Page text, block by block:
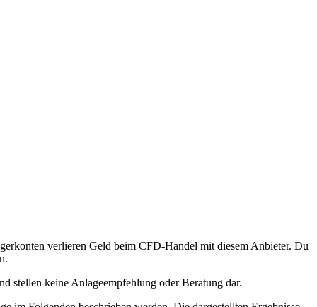
verlieren Geld beim CFD-Handel mit diesem Anbieter. Du
stellen keine Anlageempfehlung oder Beratung dar.